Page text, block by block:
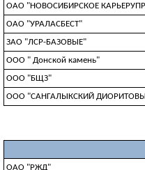
ОАО "НОВОСИБИРСКОЕ
ОАО "УРАЛАСБЕСТ"
ЗАО "ЛСР-БАЗОВЫЕ"
ООО " Донской камень"
ООО "БЩЗ"
ООО "САНГАЛЫКСКИЙ
ОАО "РЖД"